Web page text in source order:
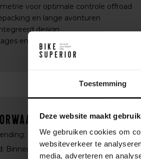
Toestemming
Deze website maakt
We gebruiken cookies om
websiteverkeer te
media, adverteren en
voor optimale controle offroad
en lange avonturen
design
en kleuren beschikbaar
Bij bestellingen boven €75,-
Binnen 1-2 werkdagen, afhankelijk